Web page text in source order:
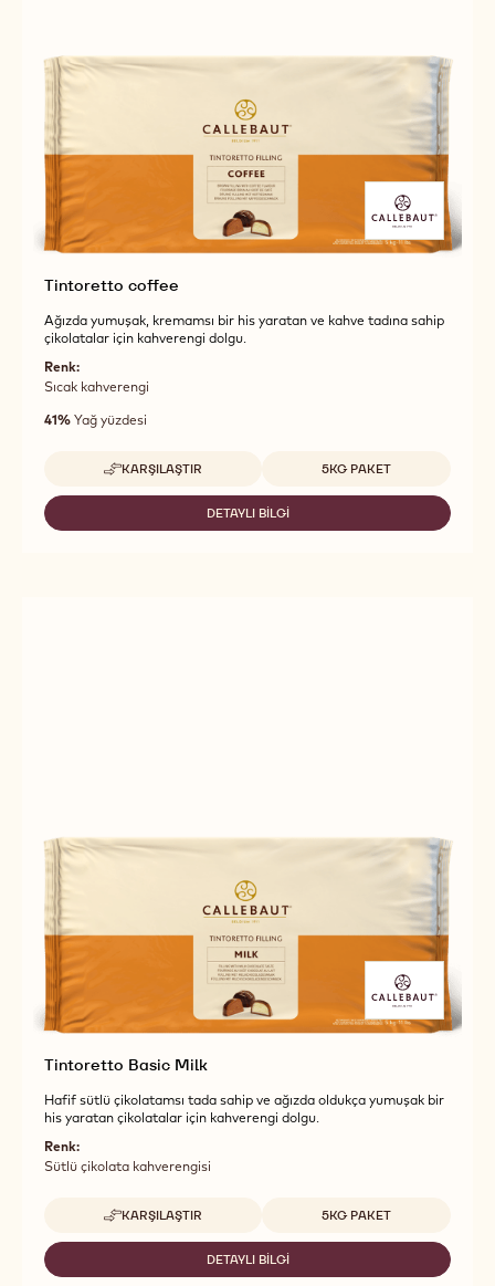
Tintoretto coffee
Ağızda yumuşak, kremamsı bir his yaratan ve kahve tadına sahip
çikolatalar için kahverengi dolgu.
Renk:
Sıcak kahverengi
41% Yağ yüzdesi
KARŞILAŞTIR
-
TINTORETTO
Uygun boyutlar
5KG PAKET
DETAYLI BILGI
-
Tintoretto Basic Milk
Hafif sütlü çikolatamsı tada sahip ve ağızda oldukça yumuşak bir
his yaratan çikolatalar için kahverengi dolgu.
Renk:
Sütlü çikolata kahverengisi
KARŞILAŞTIR
-
TINTORETTO
MILK
Uygun boyutlar
5KG PAKET
DETAYLI BILGI
-